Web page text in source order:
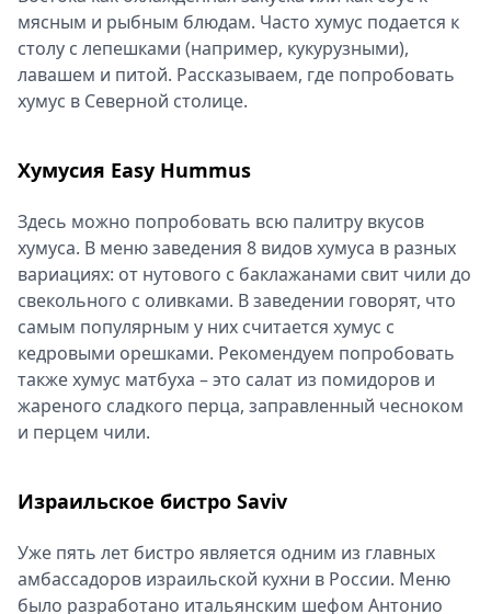
мясным и рыбным блюдам. Часто хумус подается к
столу с лепешками (например, кукурузными),
лавашем и питой. Рассказываем, где попробовать
хумус в Северной столице.
Хумусия Easy Hummus
Здесь можно попробовать всю палитру вкусов
хумуса. В меню заведения 8 видов хумуса в разных
вариациях: от нутового с баклажанами свит чили до
свекольного с оливками. В заведении говорят, что
самым популярным у них считается хумус с
кедровыми орешками. Рекомендуем попробовать
также хумус матбуха – это салат из помидоров и
жареного сладкого перца, заправленный чесноком
и перцем чили.
Израильское бистро Saviv
Уже пять лет бистро является одним из главных
амбассадоров израильской кухни в России. Меню
было разработано итальянским шефом Антонио